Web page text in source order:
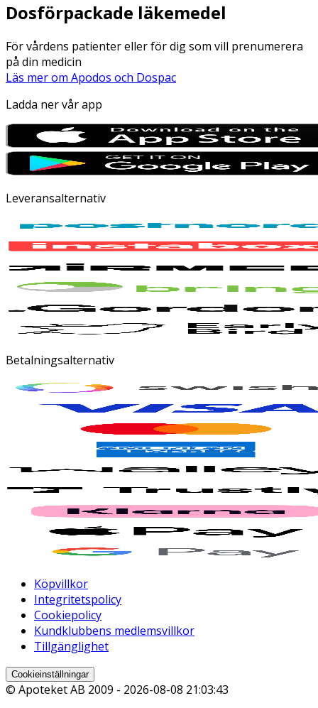
Dosförpackade läkemedel
För vårdens patienter eller för dig som vill prenumerera
på din medicin
Läs mer om Apodos och Dospac
Ladda ner vår app
Leveransalternativ
Betalningsalternativ
Köpvillkor
Integritetspolicy
Cookiepolicy
Kundklubbens medlemsvillkor
Tillgänglighet
Cookieinställningar
© Apoteket AB 2009 - 2026-08-08 21:03:43